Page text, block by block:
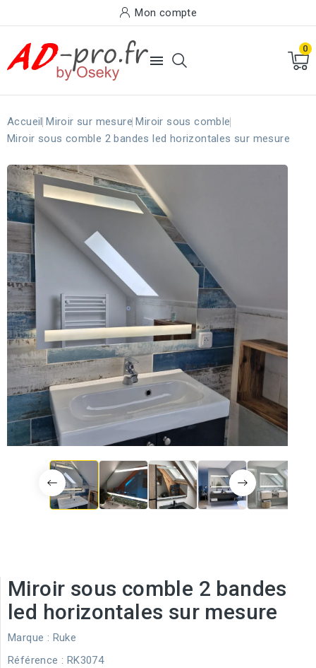
Mon compte

0
Accueil Miroir sur mesure Miroir sous comble
Miroir sous comble 2 bandes led horizontales sur mesure
Miroir sous comble 2 bandes
led horizontales sur mesure
Marque : Ruke
Référence : RK3074